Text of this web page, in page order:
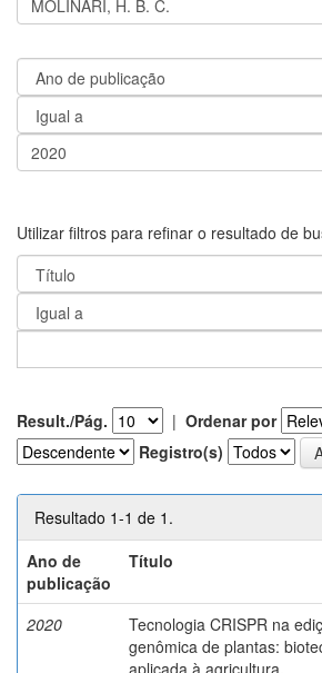
Utilizar filtros para refinar o resultado de
Result./Pág. | Ordenar por
Registro(s)
Resultado 1-1 de 1.
Ano de
publicação
Título
2020
Tecnologia CRISPR na
genômica de plantas:
aplicada à agricultura.